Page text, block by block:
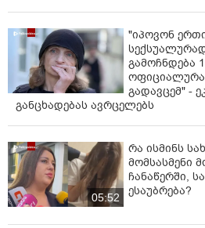
"იპოვონ
გამოჩნდება
გადავცემ" -
განცხადებას ავრცელებს
05:52
რა ისმინს
მომსასმენი
ჩანაწერში,
ესაუბრება?